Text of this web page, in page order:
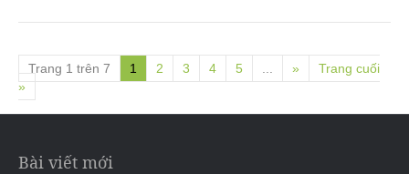
Trang 1 trên 7 1 2 3 4 5 »
Trang cuối
»
Bài viết mới